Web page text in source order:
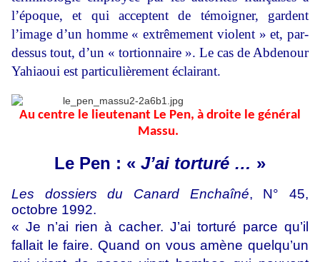
l’époque, et qui acceptent de témoigner, gardent
l’image d’un homme « extrêmement violent » et, par-
dessus tout, d’un « tortionnaire ». Le cas de Abdenour
Yahiaoui est particulièrement éclairant.
Au centre le lieutenant Le Pen, à droite le général
Massu.
Le Pen : « J’ai torturé … »
Les dossiers du Canard Enchaîné, N° 45,
octobre 1992.
« Je n’ai rien à cacher. J’ai torturé parce qu’il
fallait le faire. Quand on vous amène quelqu’un